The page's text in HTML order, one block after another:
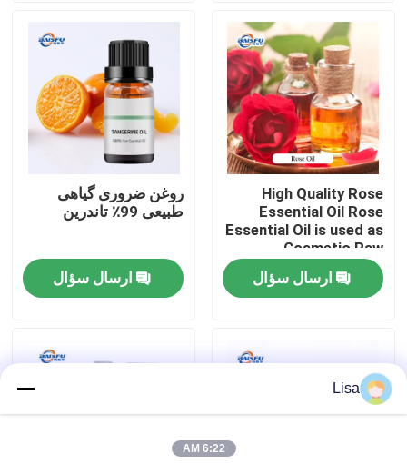
ویدیو
نمایش VR
درباره ما
تور کارخانه
کنترل کیفیت
اخبار
High Quality Rose
Essential Oil Rose
Essential Oil is used as
Cosmetic Raw
Material
ارسال سؤال
روغن ضروری گیاهی
طبیعی 99٪ تاندرین
ارسال سؤال
Lisa
6:22 AM